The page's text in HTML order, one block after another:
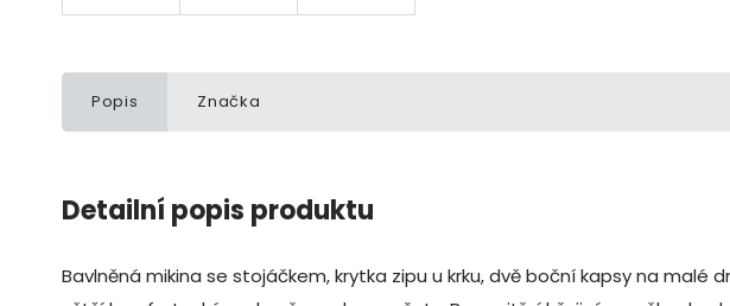
Popis Značka
Detailní popis produktu
Bavlněná mikina se stojáčkem, krytka zipu u krku, dvě boční kapsy na malé